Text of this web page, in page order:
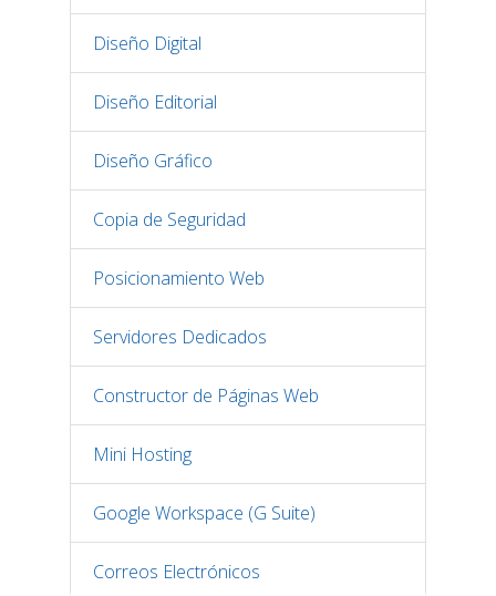
Diseño Digital
Diseño Editorial
Diseño Gráfico
Copia de Seguridad
Posicionamiento Web
Servidores Dedicados
Constructor de Páginas Web
Mini Hosting
Google Workspace (G Suite)
Correos Electrónicos